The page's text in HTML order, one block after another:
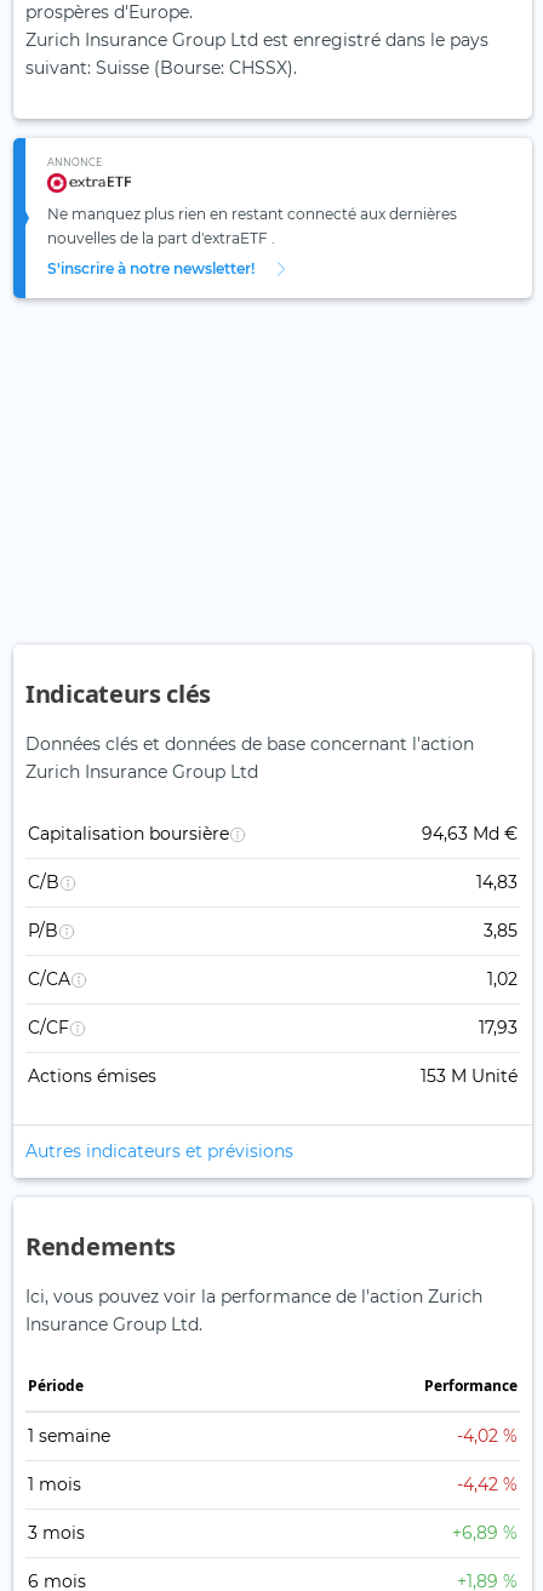
prospères d'Europe.
Zurich Insurance Group Ltd est enregistré dans le pays
suivant: Suisse (Bourse: CHSSX).
ANNONCE
Ne manquez plus rien en restant connecté aux dernières
nouvelles de la part d'extraETF .
S'inscrire à notre newsletter!
Indicateurs clés
Données clés et données de base concernant l'action
Zurich Insurance Group Ltd
Capitalisation boursière 94,63 Md €
C/B 14,83
P/B 3,85
C/CA 1,02
C/CF 17,93
Actions émises 153 M Unité
Autres indicateurs et prévisions
Rendements
Ici, vous pouvez voir la performance de l'action Zurich
Insurance Group Ltd.
Période Performance
1 semaine -4,02 %
1 mois -4,42 %
3 mois +6,89 %
6 mois +1,89 %